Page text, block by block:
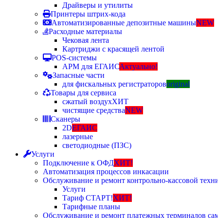
Драйверы и утилиты
Принтеры штрих-кода
Автоматизированные депозитные машиныNEW
Расходные материалы
Чековая лента
Картриджи с красящей лентой
POS-системы
АРМ для ЕГАИСАктуально!
Запасные части
для фискальных регистраторовoriginal
Товары для сервиса
сжатый воздухХИТ
чистящие средстваNEW
Сканеры
2DЕГАИС
лазерные
светодиодные (ПЗС)
Услуги
Подключение к ОФДХИТ!
Автоматизация процессов инкасации
Обслуживание и ремонт контрольно-кассовой
Услуги
Тариф СТАРТ!ХИТ!
Тарифные планы
Обслуживание и ремонт платежных терминалов